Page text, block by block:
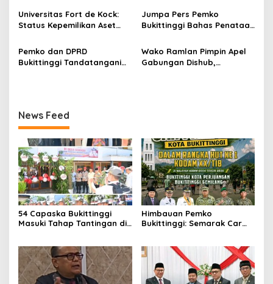
Perekonomian Masyarakat
Jam Gadang?
2026-2027, Wako Ramlan
Beri Apresiasi
Universitas Fort de Kock:
Status Kepemilikan Aset
Milik Yayasan Berdasarkan
Putusan Mahkamah Agung
Nomor 2108/K/Pdt/2022
Jumpa Pers Pemko
Bukittinggi Bahas Penataan
Kampus UFDK
Pemko dan DPRD
Bukittinggi Tandatangani
Wako Ramlan Pimpin Apel
Gabungan Dishub,
News Feed
54 Capaska Bukittinggi
Masuki Tahap Tantingan di
Himbauan Pemko
Bukittinggi: Semarak Car
Militer (KODAM) XX/Tuanku
Imam Bonjol